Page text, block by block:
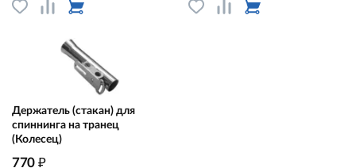
Держатель (стакан) для
спиннинга на транец
(Колесец)
770 ₽